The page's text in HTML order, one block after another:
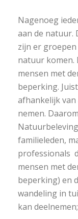
Nagenoeg
aan de natuur.
zijn er
natuur komen.
mensen met
beperking.
afhankelijk
nemen.
familieleden,
professionals
mensen met
beperking) en
wandeling in
kan